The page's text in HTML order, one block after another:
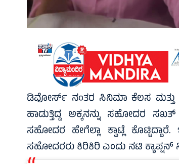
ಡಿವೋರ್ಸ್ ನಂತರ ಸಿನಿಮಾ ಕೆಲಸ ಮತ್ತು
ಹಾಡುತ್ತಿದ್ದ ಅಕ್ಕನನ್ನು ಸಹೋದರ
ಸಹೋದರ ಹೇಗೆಲ್ಲಾ ಕ್ವಾಟ್ಲೆ
ಸಹೋದರರು ಕಿರಿಕಿರಿ ಎಂದು ನಟಿ ಕ್ಯಾಪ್ಷನ್